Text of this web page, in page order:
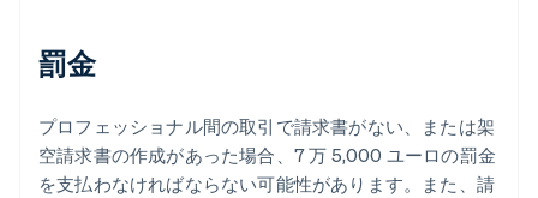
罰金
プロフェッショナル間の取引で請求書がない、または架
空請求書の作成があった場合、7 万 5,000 ユーロの罰金
を支払わなければならない可能性があります。また、請